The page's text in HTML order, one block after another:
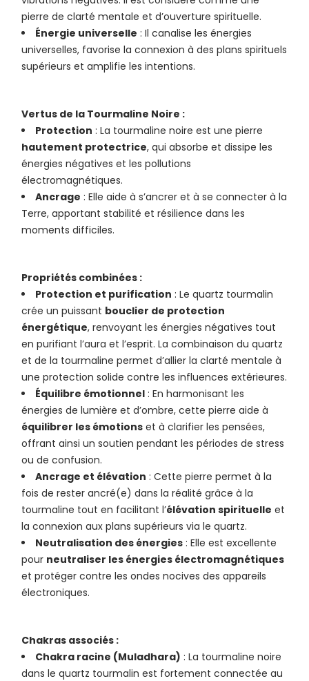
pierre de clarté mentale et d’ouverture spirituelle.
Énergie universelle : Il canalise les énergies
universelles, favorise la connexion à des plans spirituels
supérieurs et amplifie les intentions.
Vertus de la Tourmaline Noire :
Protection : La tourmaline noire est une pierre
hautement protectrice, qui absorbe et dissipe les
énergies négatives et les pollutions
électromagnétiques.
Ancrage : Elle aide à s’ancrer et à se connecter à la
Terre, apportant stabilité et résilience dans les
moments difficiles.
Propriétés combinées :
Protection et purification : Le quartz tourmalin
crée un puissant bouclier de protection
énergétique, renvoyant les énergies négatives tout
en purifiant l’aura et l’esprit. La combinaison du quartz
et de la tourmaline permet d’allier la clarté mentale à
une protection solide contre les influences extérieures.
Équilibre émotionnel : En harmonisant les
énergies de lumière et d’ombre, cette pierre aide à
équilibrer les émotions et à clarifier les pensées,
offrant ainsi un soutien pendant les périodes de stress
ou de confusion.
Ancrage et élévation : Cette pierre permet à la
fois de rester ancré(e) dans la réalité grâce à la
tourmaline tout en facilitant l’élévation spirituelle et
la connexion aux plans supérieurs via le quartz.
Neutralisation des énergies : Elle est excellente
pour neutraliser les énergies électromagnétiques
et protéger contre les ondes nocives des appareils
électroniques.
Chakras associés :
Chakra racine (Muladhara) : La tourmaline noire
dans le quartz tourmalin est fortement connectée au